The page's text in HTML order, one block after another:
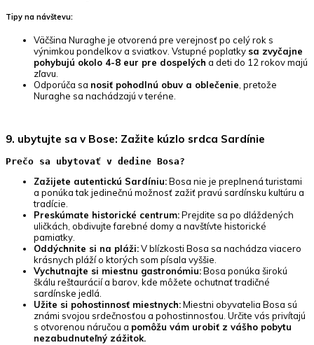
Tipy na návštevu:
Väčšina Nuraghe je otvorená pre verejnosť po celý rok s
výnimkou pondelkov a sviatkov. Vstupné poplatky sa zvyčajne
pohybujú okolo 4-8 eur pre dospelých a deti do 12 rokov majú
zľavu.
Odporúča sa nosiť pohodlnú obuv a oblečenie , pretože
Nuraghe sa nachádzajú v teréne.
9. ubytujte sa v Bose: Zažite kúzlo srdca Sardínie
Prečo sa ubytovať v dedine Bosa?
Zažijete autentickú Sardíniu:Bosa nie je preplnená turistami
a ponúka tak jedinečnú možnosť zažiť pravú sardínsku kultúru a
tradície.
Preskúmate historické centrum:Prejdite sa po dláždených
uličkách, obdivujte farebné domy a navštívte historické
pamiatky.
Oddýchnite si na pláži:V blízkosti Bosa sa nachádza viacero
krásnych pláží o ktorých som písala vyššie.
Vychutnajte si miestnu gastronómiu:Bosa ponúka širokú
škálu reštaurácií a barov, kde môžete ochutnať tradičné
sardínske jedlá.
Užite si pohostinnosť miestnych:Miestni obyvatelia Bosa sú
známi svojou srdečnosťou a pohostinnosťou. Určite vás privítajú
s otvorenou náručou a pomôžu vám urobiť z vášho pobytu
nezabudnuteľný zážitok.